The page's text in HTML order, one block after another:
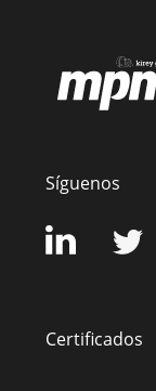
Síguenos
Certificados